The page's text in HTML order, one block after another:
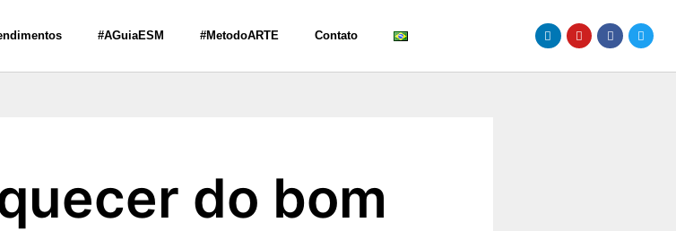
#AGuiaESM #MetodoARTE Contato
do bom